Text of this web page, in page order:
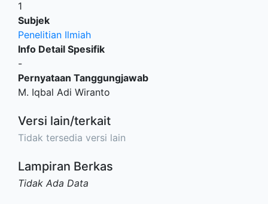
1
Subjek
Penelitian Ilmiah
Info Detail Spesifik
-
Pernyataan Tanggungjawab
M. Iqbal Adi Wiranto
Versi lain/terkait
Tidak tersedia versi lain
Lampiran Berkas
Tidak Ada Data